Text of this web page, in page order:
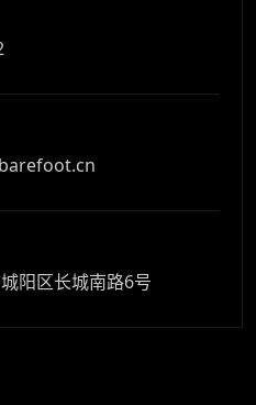
阳区长城南路6号